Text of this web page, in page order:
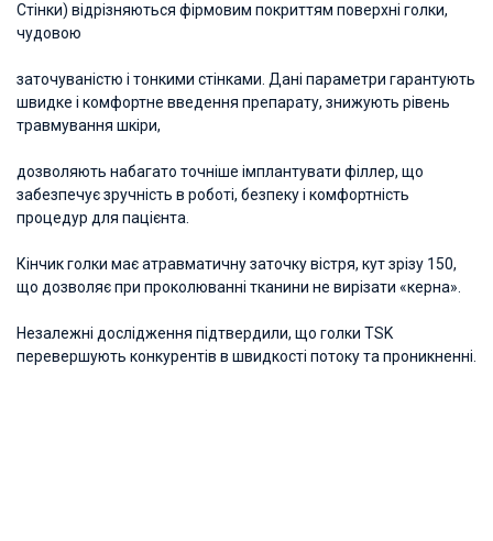
Стінки) відрізняються фірмовим покриттям поверхні голки,
чудовою
заточуваністю і тонкими стінками. Дані параметри гарантують
швидке і комфортне введення препарату, знижують рівень
травмування шкіри,
дозволяють набагато точніше імплантувати філлер, що
забезпечує зручність в роботі, безпеку і комфортність
процедур для пацієнта.
Кінчик голки має атравматичну заточку вістря, кут зрізу 150,
що дозволяє при проколюванні тканини не вирізати «керна».
Незалежні дослідження підтвердили, що голки TSK
перевершують конкурентів в швидкості потоку та проникненні.